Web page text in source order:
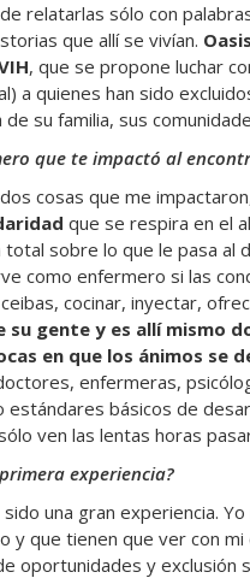
relatarlas sólo con
que allí se vivían.
, que se propone luchar
a quienes han sido
su familia, sus
que te impactó al
cosas que me
que se respira en el
sobre lo que le pasa al
como enfermero si las
cocinar, inyectar,
su gente y es allí mismo
en que los ánimos se
enfermeras,
estándares básicos de
ven las lentas horas
experiencia?
sido una gran experiencia.
y que tienen que ver con
oportunidades y exclusión